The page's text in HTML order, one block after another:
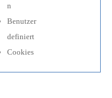
n
Benutzer
definiert
Cookies